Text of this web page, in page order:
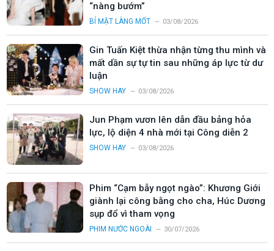
“nàng bướm”
BÍ MẬT LÀNG MỐT 03/08/2026
Gin Tuấn Kiệt thừa nhận từng thu mình và
mất dần sự tự tin sau những áp lực từ dư
luận
SHOW HAY 03/08/2026
Jun Phạm vươn lên dẫn đầu bảng hỏa
lực, lộ diện 4 nhà mới tại Công diễn 2
SHOW HAY 03/08/2026
Phim “Cạm bẫy ngọt ngào”: Khương Giới
giành lại công bằng cho cha, Húc Dương
sụp đổ vì tham vọng
PHIM NƯỚC NGOÀI 30/07/2026